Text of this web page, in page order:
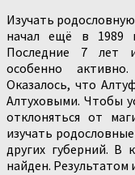
Изучать
начал ещё в 1989
Последние 7 лет
особенно
Оказалось, что
Алтуховыми. Чтобы
отклоняться от
изучать
других губерний. В
найден. Результатом